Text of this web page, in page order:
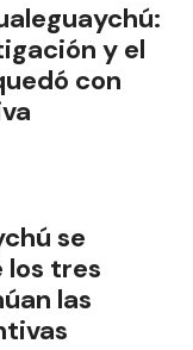
y el
con
se
los tres
las